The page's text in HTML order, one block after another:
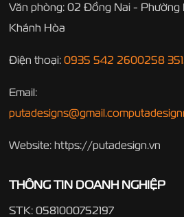
Văn phòng: 02 Đồng Nai - Phường
Khánh Hòa
Điện thoại: 0935 542 2600258
Email:
putadesigns@gmail.com
Website: https://putadesign.vn
THÔNG TIN DOANH NGHIỆP
STK: 0581000752197